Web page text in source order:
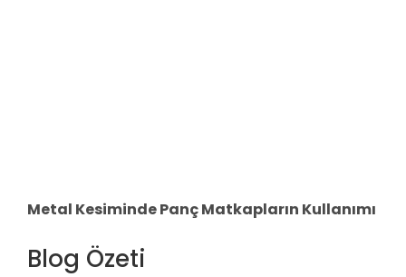
Metal Kesiminde Panç Matkapların Kullanımı
Blog Özeti